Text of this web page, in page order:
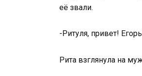
её звали.
-Ритуля, привет!
Рита взглянула на